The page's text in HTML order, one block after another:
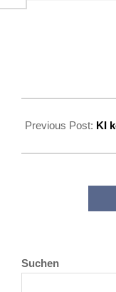
06-
Previous Post: KI
Suchen